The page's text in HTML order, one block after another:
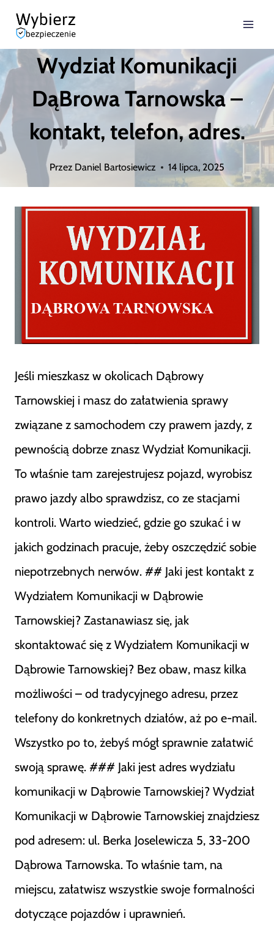
Przejdź
treści
Wydział Komunikacji
DąBrowa Tarnowska –
kontakt, telefon, adres.
Przez Daniel Bartosiewicz 14 lipca, 2025
Jeśli mieszkasz w okolicach Dąbrowy
Tarnowskiej i masz do załatwienia sprawy
związane z samochodem czy prawem jazdy, z
pewnością dobrze znasz Wydział Komunikacji.
To właśnie tam zarejestrujesz pojazd, wyrobisz
prawo jazdy albo sprawdzisz, co ze stacjami
kontroli. Warto wiedzieć, gdzie go szukać i w
jakich godzinach pracuje, żeby oszczędzić sobie
niepotrzebnych nerwów. ## Jaki jest kontakt z
Wydziałem Komunikacji w Dąbrowie
Tarnowskiej? Zastanawiasz się, jak
skontaktować się z Wydziałem Komunikacji w
Dąbrowie Tarnowskiej? Bez obaw, masz kilka
możliwości – od tradycyjnego adresu, przez
telefony do konkretnych działów, aż po e-mail.
Wszystko po to, żebyś mógł sprawnie załatwić
swoją sprawę. ### Jaki jest adres wydziału
komunikacji w Dąbrowie Tarnowskiej? Wydział
Komunikacji w Dąbrowie Tarnowskiej znajdziesz
pod adresem: ul. Berka Joselewicza 5, 33-200
Dąbrowa Tarnowska. To właśnie tam, na
miejscu, załatwisz wszystkie swoje formalności
dotyczące pojazdów i uprawnień.